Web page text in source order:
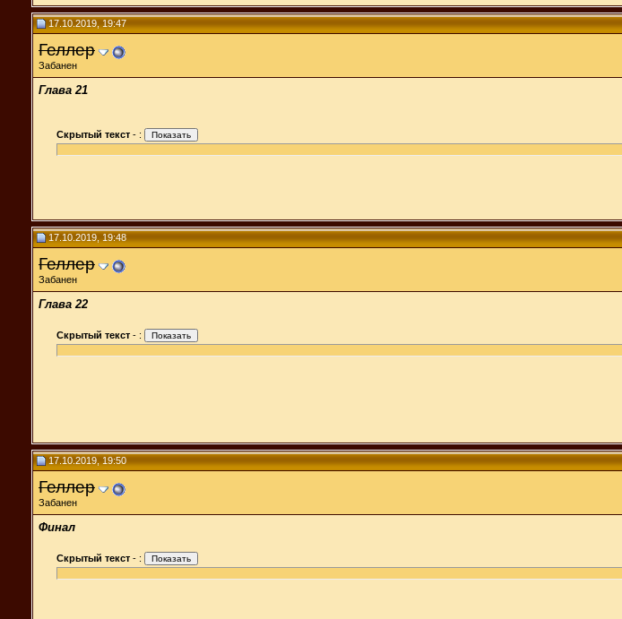
17.10.2019, 19:47
Геллер
Забанен
Глава 21
Скрытый текст - :
17.10.2019, 19:48
Геллер
Забанен
Глава 22
Скрытый текст - :
17.10.2019, 19:50
Геллер
Забанен
Финал
Скрытый текст - :